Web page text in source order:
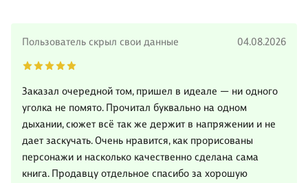
Пользователь скрыл свои данные 04.08.2026
Заказал очередной том, пришел в идеале — ни одного
уголка не помято. Прочитал буквально на одном
дыхании, сюжет всё так же держит в напряжении и не
дает заскучать. Очень нравится, как прорисованы
персонажи и насколько качественно сделана сама
книга. Продавцу отдельное спасибо за хорошую